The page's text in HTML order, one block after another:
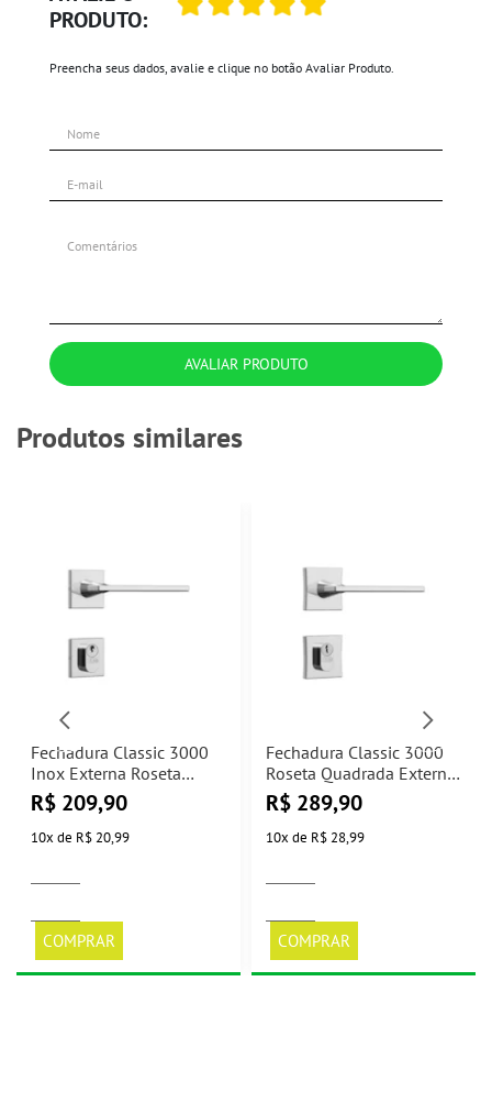
PRODUTO:
Preencha seus dados, avalie e clique no botão Avaliar Produto.
AVALIAR PRODUTO
Produtos similares
Fechadura Classic 3000
Inox Externa Roseta
Quadrada Stam
R$ 209,90
10x de R$ 20,99
COMPRAR
Fechadura Classic 3000
Roseta Quadrada Externa
Cromado Stam
R$ 289,90
10x de R$ 28,99
COMPRAR